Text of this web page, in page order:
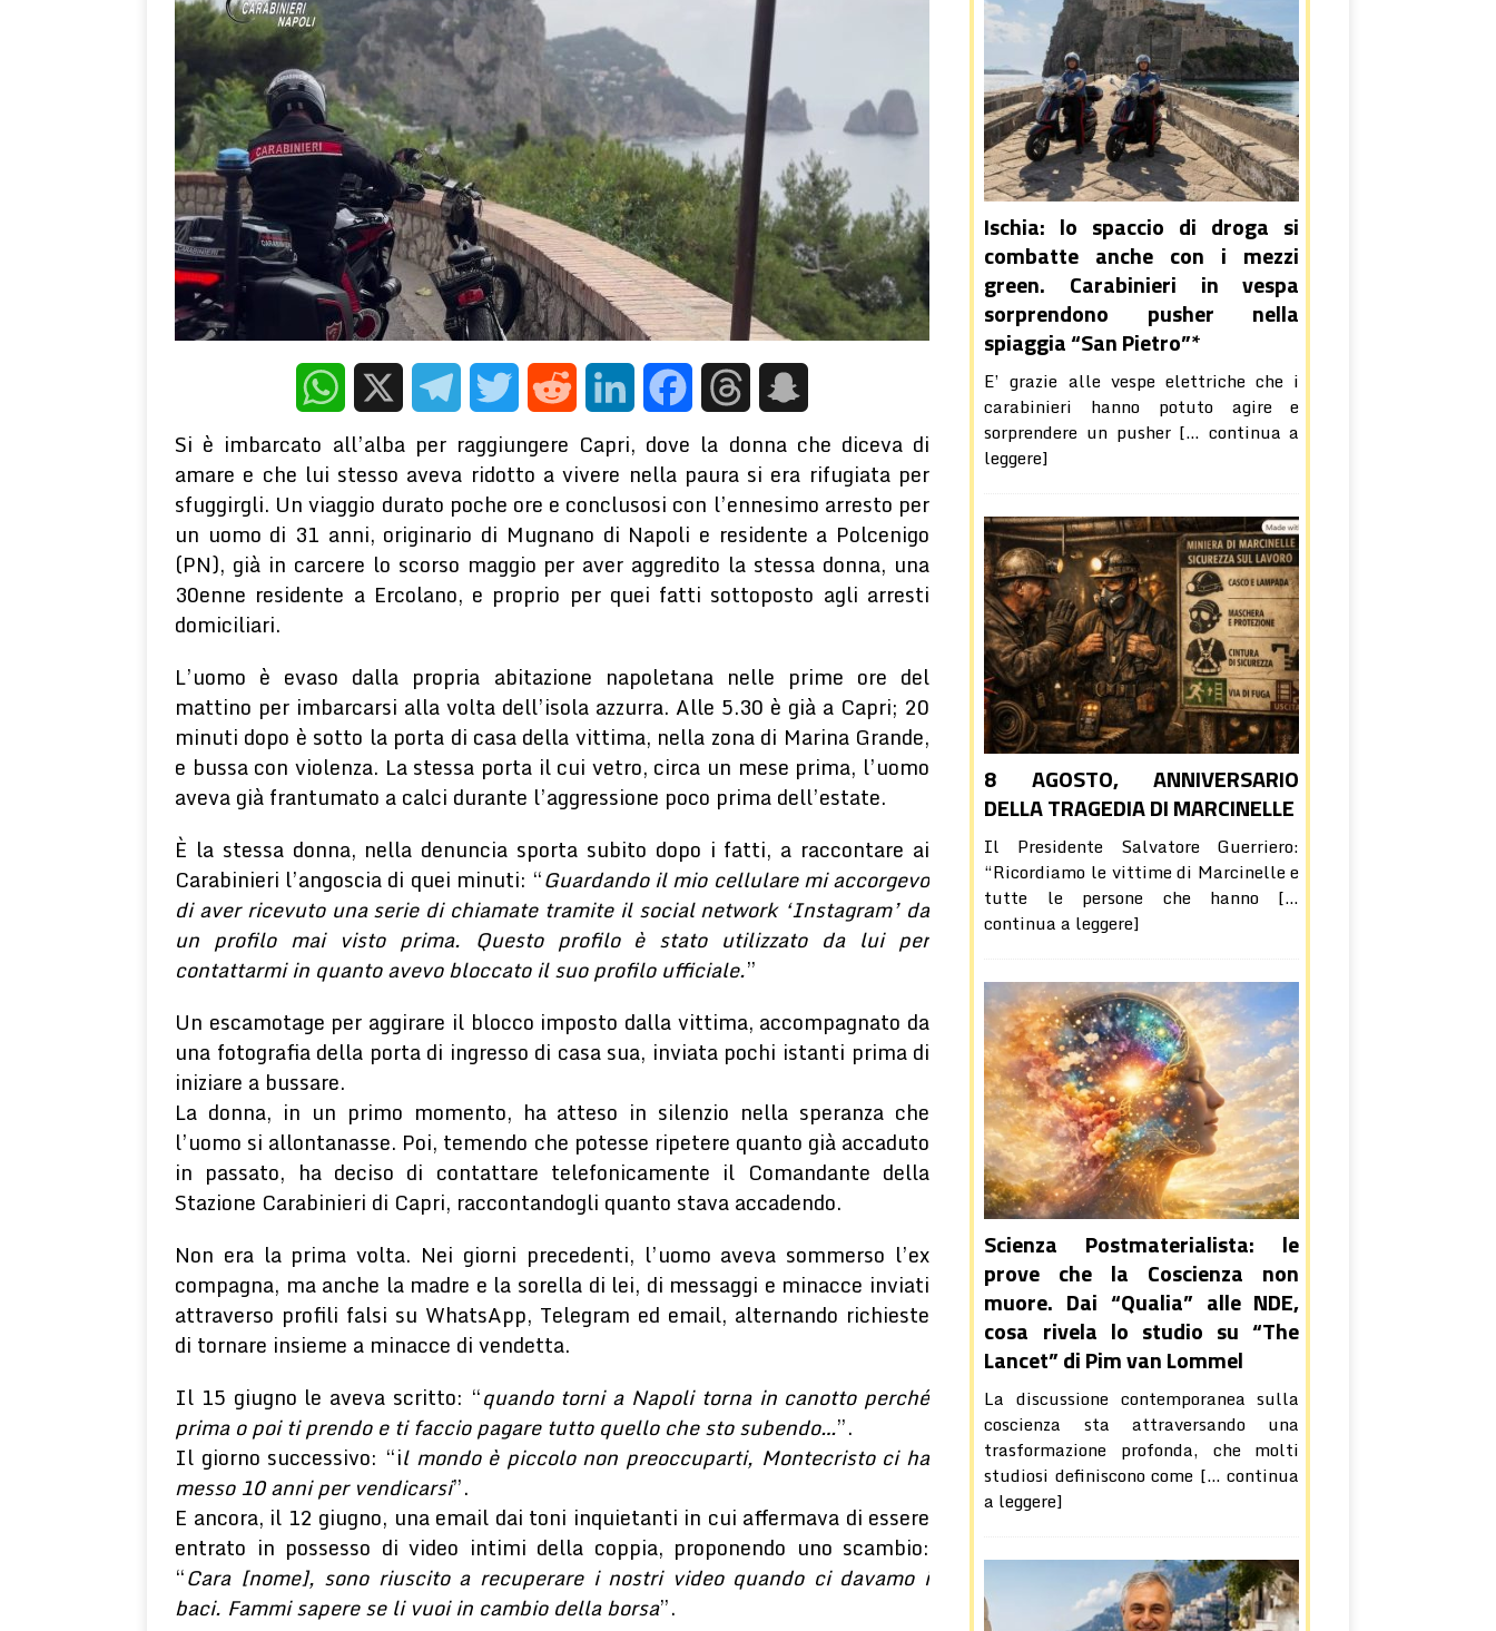
[ 7 Agosto 2026 ] Una “supplica” dei cittadini di Sperone a sua maestà Ferdinando II
VIAGGI NEL PASSATO
[ 5 Agosto 2026 ] Gli effetti depressogeni del contesto socioeconomico attuale e il possibile ruolo terapeutico della
PNEI
WELLNESS E PSICOLOGIA
WhatsApp
X TelegramTwitterRedditLinkedInFacebookThreadsSnapchat
Si è imbarcato all’alba per raggiungere Capri, dove la donna che diceva di
amare e che lui stesso aveva ridotto a vivere nella paura si era rifugiata per
sfuggirgli. Un viaggio durato poche ore e conclusosi con l’ennesimo arresto per
un uomo di 31 anni, originario di Mugnano di Napoli e residente a Polcenigo
(PN), già in carcere lo scorso maggio per aver aggredito la stessa donna, una
30enne residente a Ercolano, e proprio per quei fatti sottoposto agli arresti
domiciliari.
L’uomo è evaso dalla propria abitazione napoletana nelle prime ore del
mattino per imbarcarsi alla volta dell’isola azzurra. Alle 5.30 è già a Capri; 20
minuti dopo è sotto la porta di casa della vittima, nella zona di Marina Grande,
e bussa con violenza. La stessa porta il cui vetro, circa un mese prima, l’uomo
aveva già frantumato a calci durante l’aggressione poco prima dell’estate.
È la stessa donna, nella denuncia sporta subito dopo i fatti, a raccontare ai
Carabinieri l’angoscia di quei minuti: “Guardando il mio cellulare mi accorgevo
di aver ricevuto una serie di chiamate tramite il social network ‘Instagram’ da
un profilo mai visto prima. Questo profilo è stato utilizzato da lui per
contattarmi in quanto avevo bloccato il suo profilo ufficiale.”
Un escamotage per aggirare il blocco imposto dalla vittima, accompagnato da
una fotografia della porta di ingresso di casa sua, inviata pochi istanti prima di
iniziare a bussare.
La donna, in un primo momento, ha atteso in silenzio nella speranza che
l’uomo si allontanasse. Poi, temendo che potesse ripetere quanto già accaduto
in passato, ha deciso di contattare telefonicamente il Comandante della
Stazione Carabinieri di Capri, raccontandogli quanto stava accadendo.
Non era la prima volta. Nei giorni precedenti, l’uomo aveva sommerso l’ex
compagna, ma anche la madre e la sorella di lei, di messaggi e minacce inviati
attraverso profili falsi su WhatsApp, Telegram ed email, alternando richieste
di tornare insieme a minacce di vendetta.
Il 15 giugno le aveva scritto: “quando torni a Napoli torna in canotto perché
prima o poi ti prendo e ti faccio pagare tutto quello che sto subendo…”.
Il giorno successivo: “il mondo è piccolo non preoccuparti, Montecristo ci ha
messo 10 anni per vendicarsi”.
E ancora, il 12 giugno, una email dai toni inquietanti in cui affermava di essere
entrato in possesso di video intimi della coppia, proponendo uno scambio:
“Cara [nome], sono riuscito a recuperare i nostri video quando ci davamo i
baci. Fammi sapere se li vuoi in cambio della borsa”.
Ischia: lo spaccio di droga si
combatte anche con i mezzi
green. Carabinieri in vespa
sorprendono pusher nella
spiaggia “San Pietro”*
E’ grazie alle vespe elettriche che i
carabinieri hanno potuto agire e
sorprendere un pusher [… continua a
leggere]
8 AGOSTO, ANNIVERSARIO
DELLA TRAGEDIA DI MARCINELLE
Il Presidente Salvatore Guerriero:
“Ricordiamo le vittime di Marcinelle e
tutte le persone che hanno […
continua a leggere]
Scienza Postmaterialista: le
prove che la Coscienza non
muore. Dai “Qualia” alle NDE,
cosa rivela lo studio su “The
Lancet” di Pim van Lommel
La discussione contemporanea sulla
coscienza sta attraversando una
trasformazione profonda, che molti
studiosi definiscono come [… continua
a leggere]